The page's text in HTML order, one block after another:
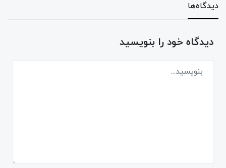
دیدگاه‌ها
دیدگاه خود را بنویسید